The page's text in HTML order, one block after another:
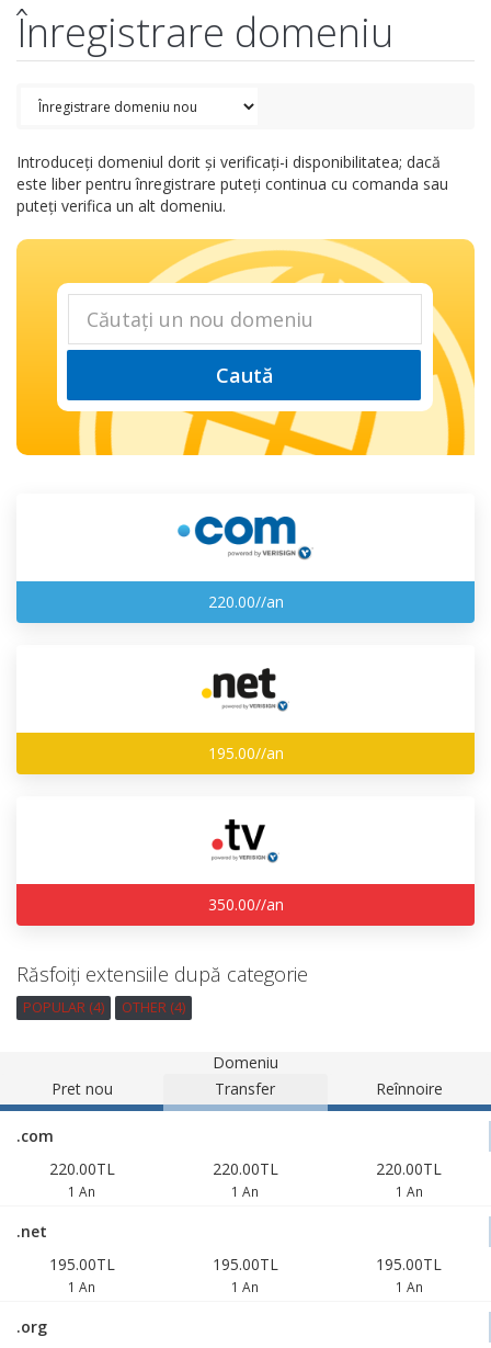
Înregistrare domeniu
Introduceți domeniul dorit și verificați-i disponibilitatea; dacă
este liber pentru înregistrare puteți continua cu comanda sau
puteți verifica un alt domeniu.
Caută
220.00//an
195.00//an
350.00//an
Răsfoiți extensiile după categorie
POPULAR (4) OTHER (4)
Domeniu
Pret nou
Transfer Reînnoire
.com
220.00TL
1 An
220.00TL
1 An
220.00TL
1 An
.net
195.00TL
1 An
195.00TL
1 An
195.00TL
1 An
.org